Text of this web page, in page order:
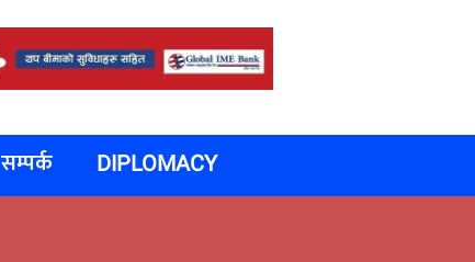
सम्पर्क DIPLOMACY